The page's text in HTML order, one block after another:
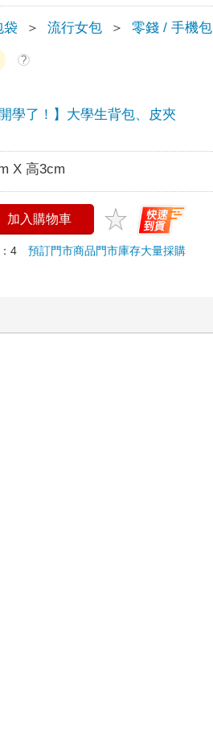
袋 ＞ 流行女包 ＞ 零錢 / 手機包
?
開學了！】大學生背包、皮夾
X 高3cm
加入購物車
：4預訂門市商品門市庫存大量採購